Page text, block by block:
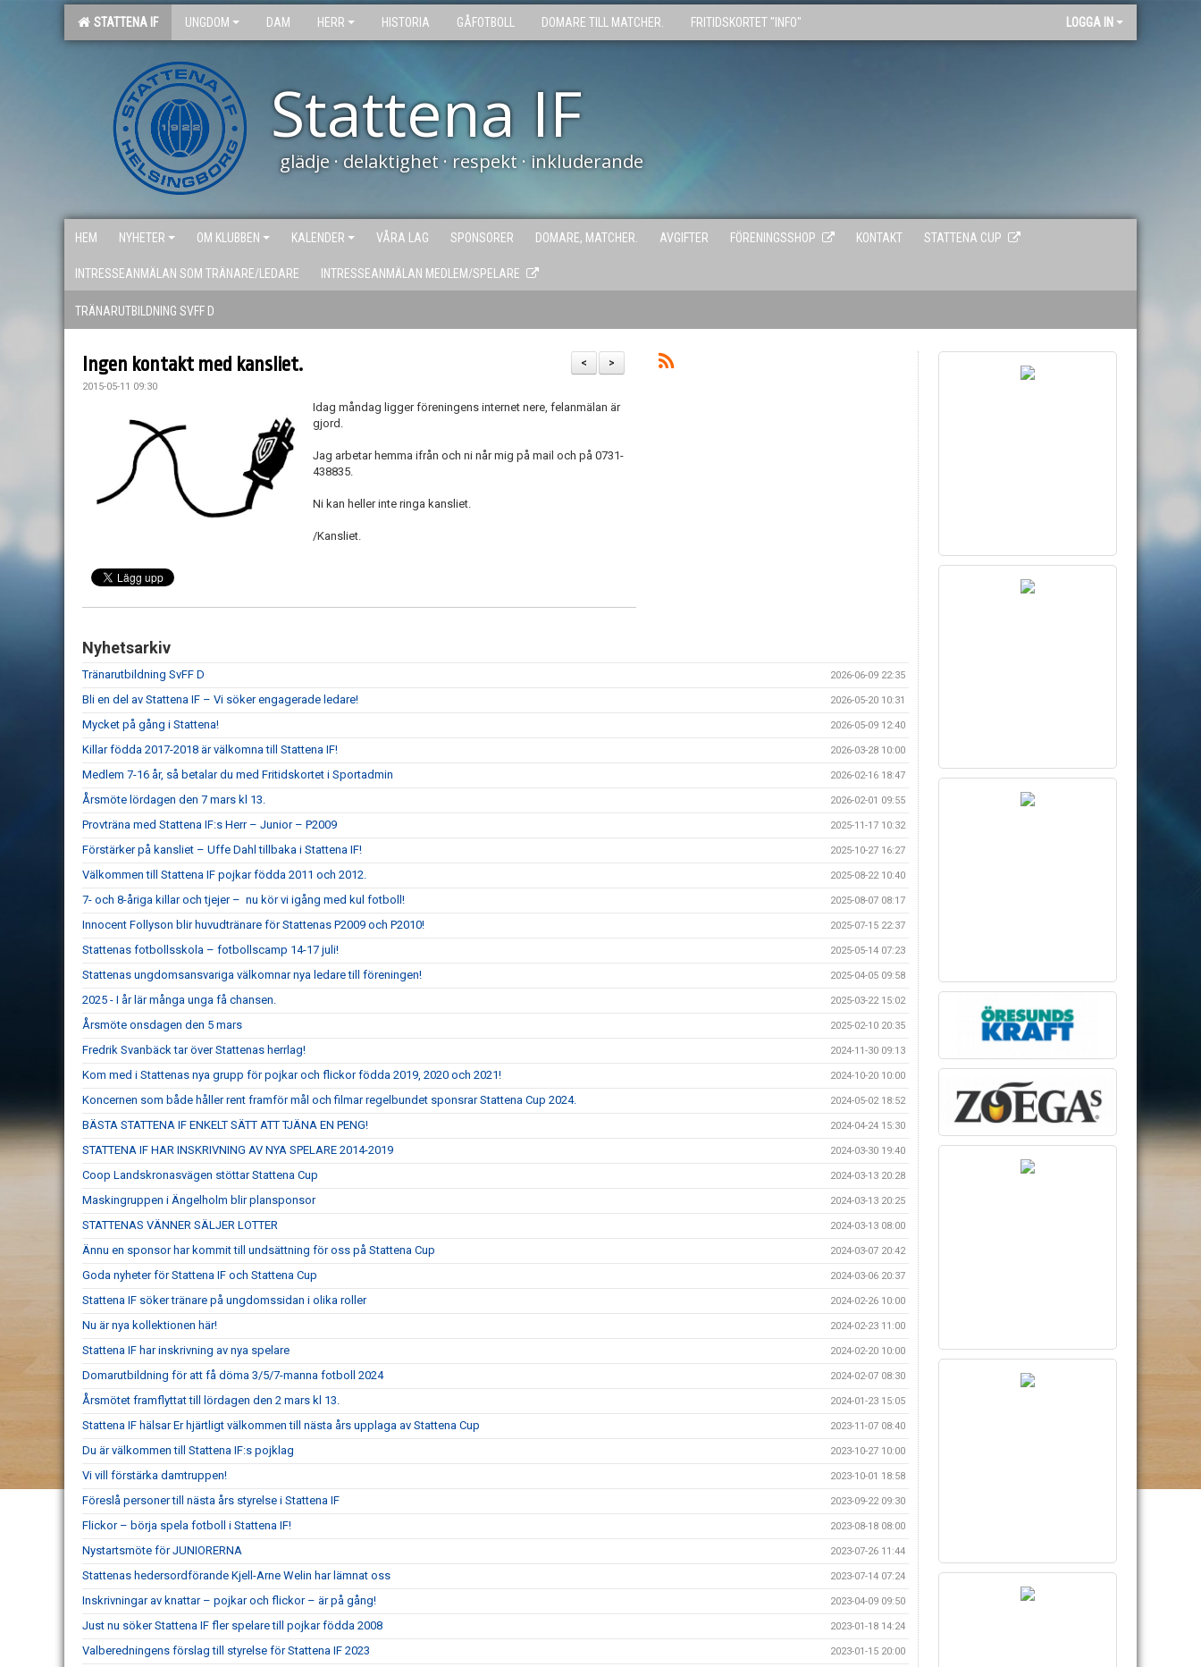
STATTENA IF UNGDOM DAM HERR HISTORIA GÅFOTBOLL DOMARE TILL MATCHER. FRITIDSKORTET "INFO" LOGGA IN
Stattena IF
glädje · delaktighet · respekt · inkluderande
HEM NYHETER OM KLUBBEN KALENDER VÅRA LAG SPONSORER DOMARE, MATCHER. AVGIFTER FÖRENINGSSHOP KONTAKT STATTENA CUP
INTRESSEANMÄLAN SOM TRÄNARE/LEDARE INTRESSEANMÄLAN MEDLEM/SPELARE
TRÄNARUTBILDNING SVFF D
>
<
Ingen kontakt med kansliet.
2015-05-11 09:30
Idag måndag ligger föreningens internet nere, felanmälan är
gjord.
Jag arbetar hemma ifrån och ni når mig på mail och på 0731-
438835.
Ni kan heller inte ringa kansliet.
/Kansliet.
Nyhetsarkiv
Tränarutbildning SvFF D 2026-06-09 22:35
Bli en del av Stattena IF – Vi söker engagerade ledare! 2026-05-20 10:31
Mycket på gång i Stattena! 2026-05-09 12:40
Killar födda 2017-2018 är välkomna till Stattena IF! 2026-03-28 10:00
Medlem 7-16 år, så betalar du med Fritidskortet i Sportadmin 2026-02-16 18:47
Årsmöte lördagen den 7 mars kl 13. 2026-02-01 09:55
Provträna med Stattena IF:s Herr – Junior – P2009 2025-11-17 10:32
Förstärker på kansliet – Uffe Dahl tillbaka i Stattena IF! 2025-10-27 16:27
Välkommen till Stattena IF pojkar födda 2011 och 2012. 2025-08-22 10:40
7- och 8-åriga killar och tjejer – nu kör vi igång med kul fotboll! 2025-08-07 08:17
Innocent Follyson blir huvudtränare för Stattenas P2009 och P2010! 2025-07-15 22:37
Stattenas fotbollsskola – fotbollscamp 14-17 juli! 2025-05-14 07:23
Stattenas ungdomsansvariga välkomnar nya ledare till föreningen! 2025-04-05 09:58
2025 - I år lär många unga få chansen. 2025-03-22 15:02
Årsmöte onsdagen den 5 mars 2025-02-10 20:35
Fredrik Svanbäck tar över Stattenas herrlag! 2024-11-30 09:13
Kom med i Stattenas nya grupp för pojkar och flickor födda 2019, 2020 och 2021! 2024-10-20 10:00
Koncernen som både håller rent framför mål och filmar regelbundet sponsrar Stattena Cup 2024. 2024-05-02 18:52
BÄSTA STATTENA IF ENKELT SÄTT ATT TJÄNA EN PENG! 2024-04-24 15:30
STATTENA IF HAR INSKRIVNING AV NYA SPELARE 2014-2019 2024-03-30 19:40
Coop Landskronasvägen stöttar Stattena Cup 2024-03-13 20:28
Maskingruppen i Ängelholm blir plansponsor 2024-03-13 20:25
STATTENAS VÄNNER SÄLJER LOTTER 2024-03-13 08:00
Ännu en sponsor har kommit till undsättning för oss på Stattena Cup 2024-03-07 20:42
Goda nyheter för Stattena IF och Stattena Cup 2024-03-06 20:37
Stattena IF söker tränare på ungdomssidan i olika roller 2024-02-26 10:00
Nu är nya kollektionen här! 2024-02-23 11:00
Stattena IF har inskrivning av nya spelare 2024-02-20 10:00
Domarutbildning för att få döma 3/5/7-manna fotboll 2024 2024-02-07 08:30
Årsmötet framflyttat till lördagen den 2 mars kl 13. 2024-01-23 15:05
Stattena IF hälsar Er hjärtligt välkommen till nästa års upplaga av Stattena Cup 2023-11-07 08:40
Du är välkommen till Stattena IF:s pojklag 2023-10-27 10:00
Vi vill förstärka damtruppen! 2023-10-01 18:58
Föreslå personer till nästa års styrelse i Stattena IF 2023-09-22 09:30
Flickor – börja spela fotboll i Stattena IF! 2023-08-18 08:00
Nystartsmöte för JUNIORERNA 2023-07-26 11:44
Stattenas hedersordförande Kjell-Arne Welin har lämnat oss 2023-07-14 07:24
Inskrivningar av knattar – pojkar och flickor – är på gång! 2023-04-09 09:50
Just nu söker Stattena IF fler spelare till pojkar födda 2008 2023-01-18 14:24
Valberedningens förslag till styrelse för Stattena IF 2023 2023-01-15 20:00